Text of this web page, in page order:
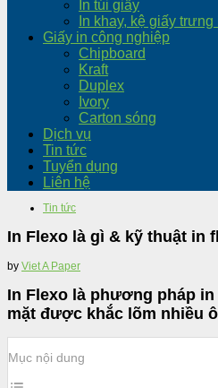
In túi giấy
In khay, kệ giấy trưng
Giấy in công nghiệp
Chipboard
Kraft
Duplex
Ivory
Carton sóng
Dịch vụ
Tin tức
Tuyển dụng
Liên hệ
Tin tức
In Flexo là gì & kỹ thuật in
by Viet A Paper
In Flexo là phương pháp
mặt được khắc lõm nhiều
Mục nội dung